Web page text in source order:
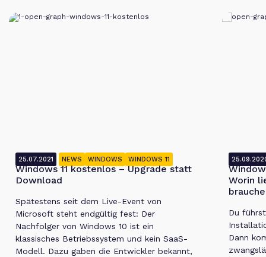
25.07.2021 NEWS WINDOWS WINDOWS 11
Windows 11 kostenlos – Upgrade statt
Download
Spätestens seit dem Live-Event von
Microsoft steht endgültig fest: Der
Nachfolger von Windows 10 ist ein
klassisches Betriebssystem und kein SaaS-
Modell. Dazu gaben die Entwickler bekannt,
Worin
Du
Dann